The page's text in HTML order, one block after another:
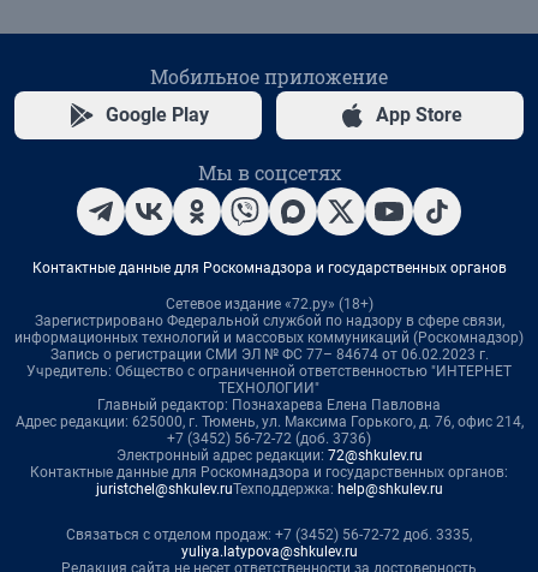
Мобильное приложение
Google Play App Store
Мы в соцсетях
Контактные данные для Роскомнадзора и государственных органов
Сетевое издание «72.ру» (18+)
Зарегистрировано Федеральной службой по надзору в сфере связи,
информационных технологий и массовых коммуникаций (Роскомнадзор)
Запись о регистрации СМИ ЭЛ № ФС 77– 84674 от 06.02.2023 г.
Учредитель: Общество с ограниченной ответственностью "ИНТЕРНЕТ
ТЕХНОЛОГИИ"
Главный редактор: Познахарева Елена Павловна
Адрес редакции: 625000, г. Тюмень, ул. Максима Горького, д. 76, офис 214,
+7 (3452) 56-72-72 (доб. 3736)
Электронный адрес редакции: 72@shkulev.ru
Контактные данные для Роскомнадзора и государственных органов:
juristchel@shkulev.ruТехподдержка: help@shkulev.ru
Связаться с отделом продаж: +7 (3452) 56-72-72 доб. 3335,
yuliya.latypova@shkulev.ru